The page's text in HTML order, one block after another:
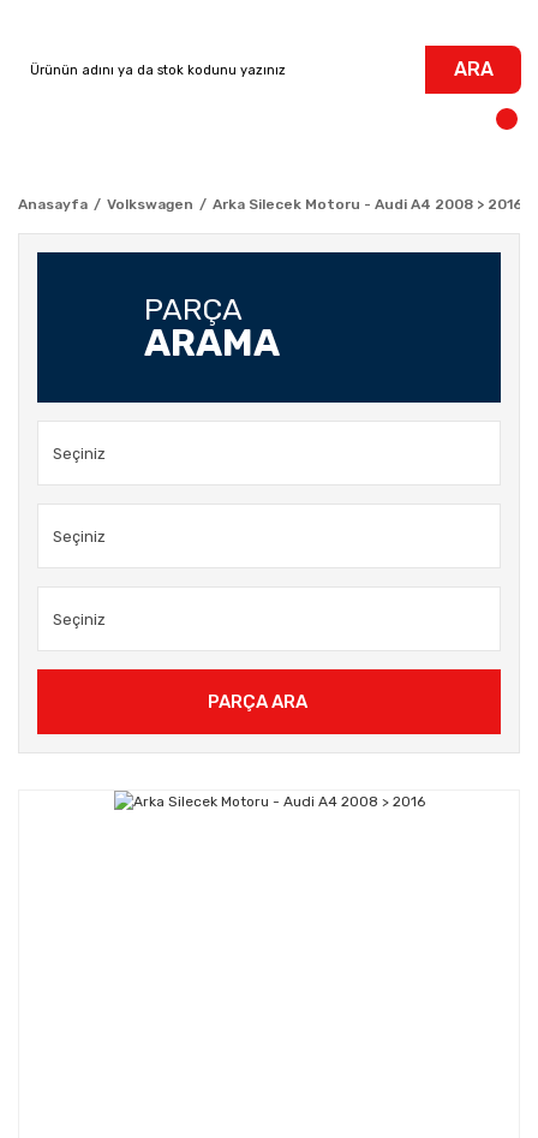
ARA
Anasayfa Volkswagen Arka Silecek Motoru - Audi A4 2008 > 2016
PARÇA
ARAMA
PARÇA ARA